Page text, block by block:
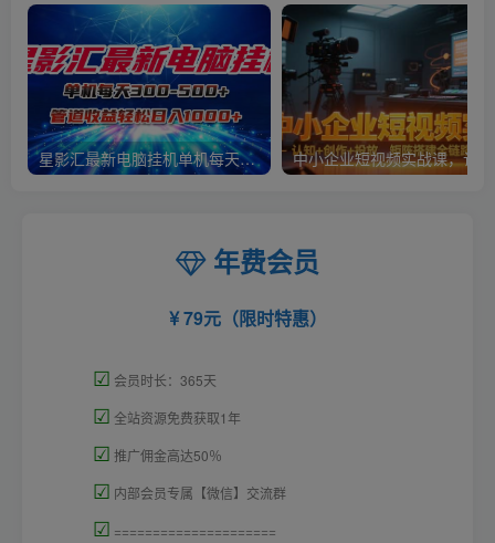
星影汇最新电脑挂机单机每天300+团队管道收益轻松日入1000+
年费会员
79元（限时特惠）
☑ 会员时长：365天
☑ 全站资源免费获取1年
☑ 推广佣金高达50％
☑ 内部会员专属【微信】交流群
☑ =====================